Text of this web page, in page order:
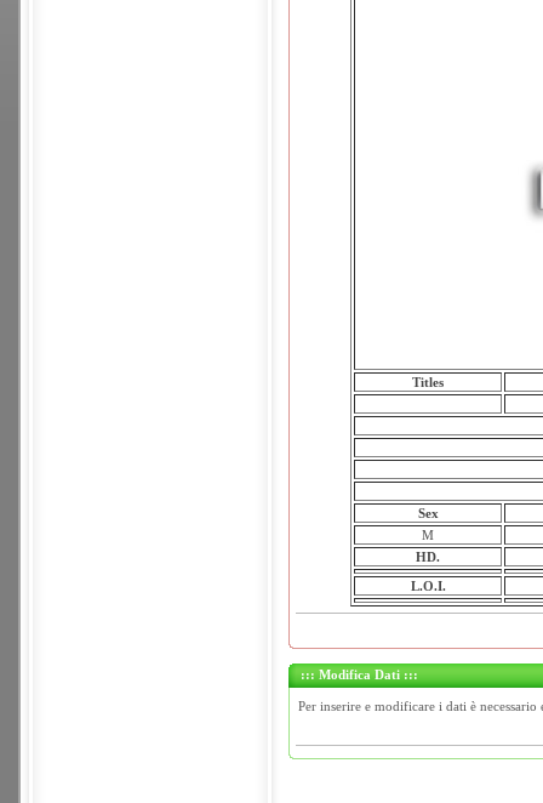
Titles
Sex
M
HD.
L.O.I.
::: Modifica Dati :::
Per inserire e modificare i dati è necessario